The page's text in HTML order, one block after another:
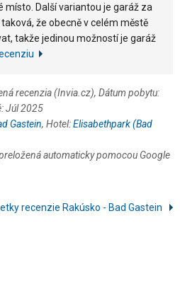
místo. Další variantou je garáž za
že obecně v celém městě
takže jedinou možností je garáž
recenzia (Invia.cz), Dátum pobytu:
Júl 2025
Gastein, Hotel:Elisabethpark (Bad
automaticky pomocou Google
recenzie Rakúsko - Bad Gastein